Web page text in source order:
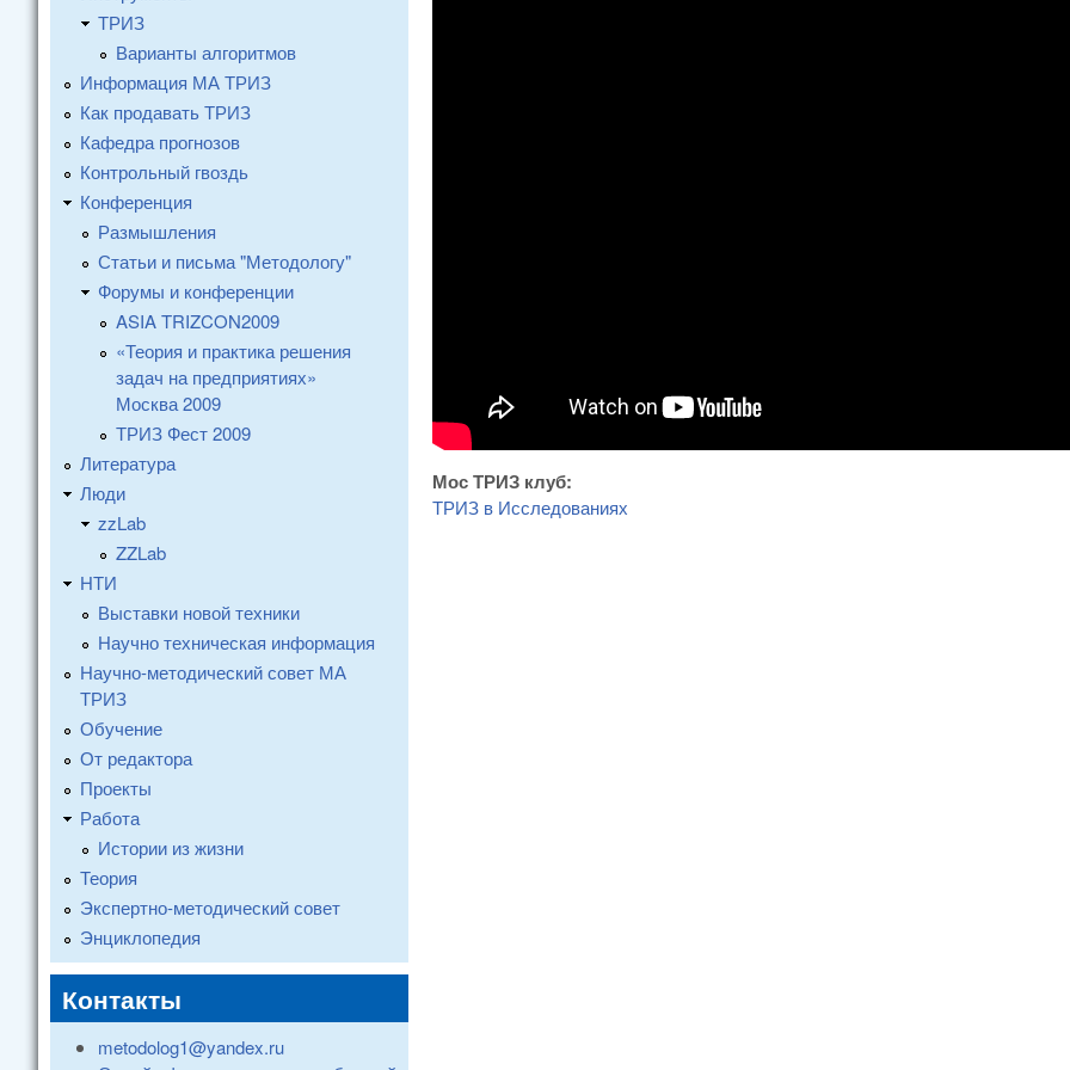
Мос ТРИЗ клуб:
ТРИЗ в Исследованиях
ТРИЗ
Варианты алгоритмов
Информация МА ТРИЗ
Как продавать ТРИЗ
Кафедра прогнозов
Контрольный гвоздь
Конференция
Размышления
Статьи и письма "Методологу"
Форумы и конференции
ASIA TRIZCON2009
«Теория и практика решения
задач на предприятиях»
Москва 2009
ТРИЗ Фест 2009
Литература
Люди
zzLab
ZZLab
НТИ
Выставки новой техники
Научно техническая информация
Научно-методический совет МА
ТРИЗ
Обучение
От редактора
Проекты
Работа
Истории из жизни
Теория
Экспертно-методический совет
Энциклопедия
Контакты
metodolog1@yandex.ru